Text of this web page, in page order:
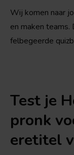
Wij komen naar
en maken
felbegeerde
Test je
pronk
eretitel